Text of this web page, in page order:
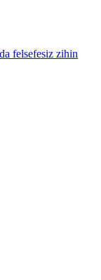
felsefesiz zihin